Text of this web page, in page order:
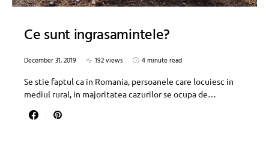
Ce sunt ingrasamintele?
December 31, 2019 192 views
4 minute read
Se stie faptul ca in Romania, persoanele care locuiesc in
mediul rural, in majoritatea cazurilor se ocupa de…